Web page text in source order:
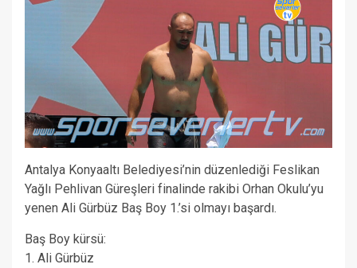
Antalya Konyaaltı Belediyesi’nin düzenlediği Feslikan
Yağlı Pehlivan Güreşleri finalinde rakibi Orhan Okulu’yu
yenen Ali Gürbüz Baş Boy 1.’si olmayı başardı.
Baş Boy kürsü:
1. Ali Gürbüz